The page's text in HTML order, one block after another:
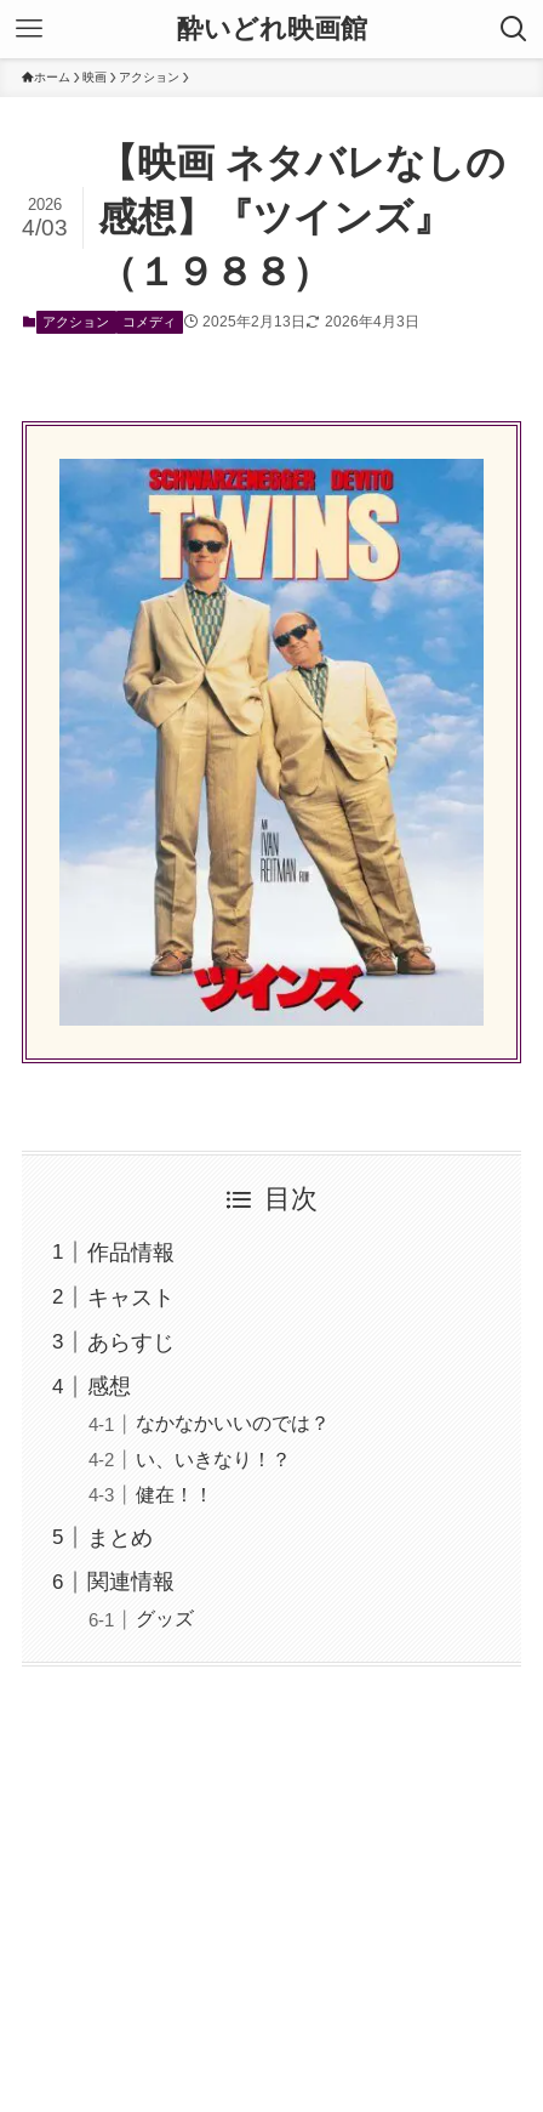
酔いどれ映画館
ホーム 映画 アクション
【映画 ネタバレなしの
感想】『ツインズ』
（１９８８）
2026
4/03
アクション コメディ 2025年2月13日 2026年4月3日
目次
作品情報
キャスト
あらすじ
感想
なかなかいいのでは？
い、いきなり！？
健在！！
まとめ
関連情報
グッズ